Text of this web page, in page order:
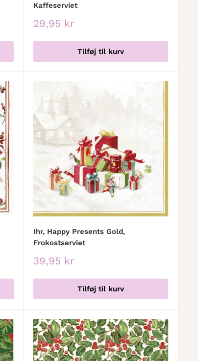
Kaffeserviet
Udsalgspris
29,95 kr
Tilføj til kurv
Ihr, Happy Presents Gold,
Frokostserviet
Udsalgspris
39,95 kr
Tilføj til kurv